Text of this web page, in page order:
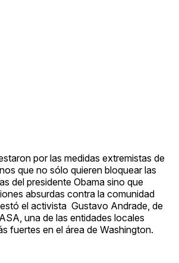
por las medidas extremistas de
que no sólo quieren bloquear las
del presidente Obama sino que
absurdas contra la comunidad
el activista Gustavo Andrade, de
una de las entidades locales
fuertes en el área de Washington.